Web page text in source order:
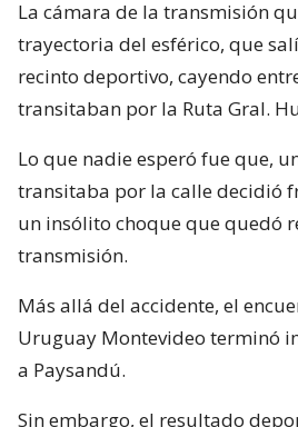
La cámara de la transmisión
trayectoria del esférico, que
recinto deportivo, cayendo
transitaban por la Ruta Gral.
Lo que nadie esperó fue que,
transitaba por la calle decidió
un insólito choque que quedó
transmisión.
Más allá del accidente, el
Uruguay Montevideo terminó
a Paysandú.
Sin embargo, el resultado